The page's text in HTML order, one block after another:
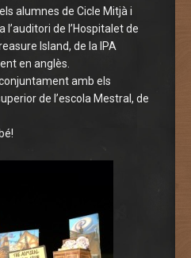
alumnes de Cicle Mitjà i
l’auditori de l’Hospitalet de
Island, de la IPA
en anglès.
amb els
de l’escola Mestral, de